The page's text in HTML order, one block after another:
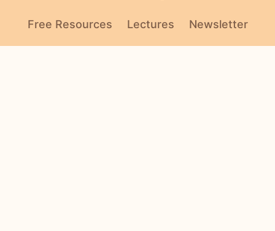
Free Resources Lectures Newsletter